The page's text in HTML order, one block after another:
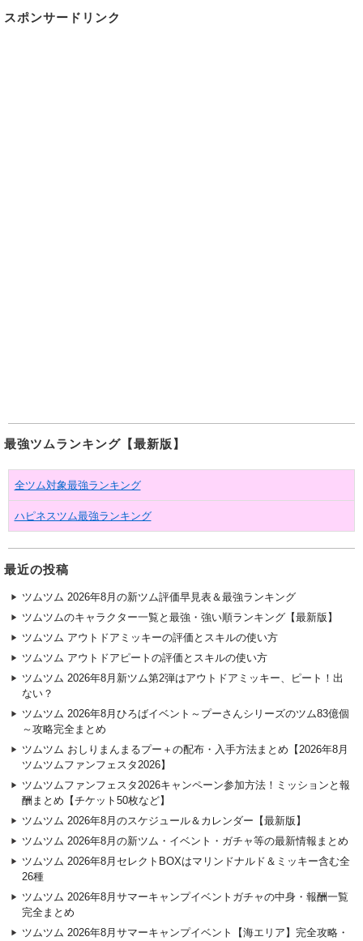
スポンサードリンク
最強ツムランキング【最新版】
全ツム対象最強ランキング
ハピネスツム最強ランキング
最近の投稿
ツムツム 2026年8月の新ツム評価早見表＆最強ランキング
ツムツムのキャラクター一覧と最強・強い順ランキング【最新版】
ツムツム アウトドアミッキーの評価とスキルの使い方
ツムツム アウトドアピートの評価とスキルの使い方
ツムツム 2026年8月新ツム第2弾はアウトドアミッキー、ピート！出
ない？
ツムツム 2026年8月ひろばイベント～プーさんシリーズのツム83億個
～攻略完全まとめ
ツムツム おしりまんまるプー＋の配布・入手方法まとめ【2026年8月
ツムツムファンフェスタ2026】
ツムツムファンフェスタ2026キャンペーン参加方法！ミッションと報
酬まとめ【チケット50枚など】
ツムツム 2026年8月のスケジュール＆カレンダー【最新版】
ツムツム 2026年8月の新ツム・イベント・ガチャ等の最新情報まとめ
ツムツム 2026年8月セレクトBOXはマリンドナルド＆ミッキー含む全
26種
ツムツム 2026年8月サマーキャンプイベントガチャの中身・報酬一覧
完全まとめ
ツムツム 2026年8月サマーキャンプイベント【海エリア】完全攻略・